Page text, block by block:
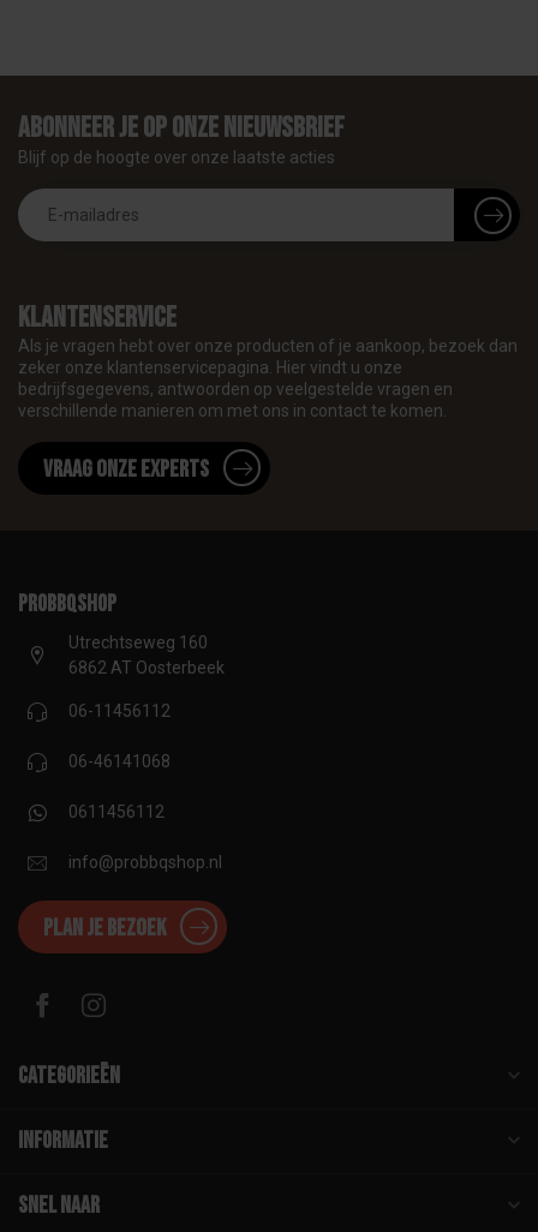
Klantenservice
Als je vragen hebt over onze producten of je aankoop, bezoek dan
zeker onze klantenservicepagina. Hier vindt u onze
bedrijfsgegevens, antwoorden op veelgestelde vragen en
verschillende manieren om met ons in contact te komen.
Vraag onze experts
Abonneer je op onze nieuwsbrief
Blijf op de hoogte over onze laatste acties
proBBQshop
Utrechtseweg 160
6862 AT Oosterbeek
06-11456112
06-46141068
0611456112
info@probbqshop.nl
Plan je bezoek
Categorieën
Informatie
Snel naar